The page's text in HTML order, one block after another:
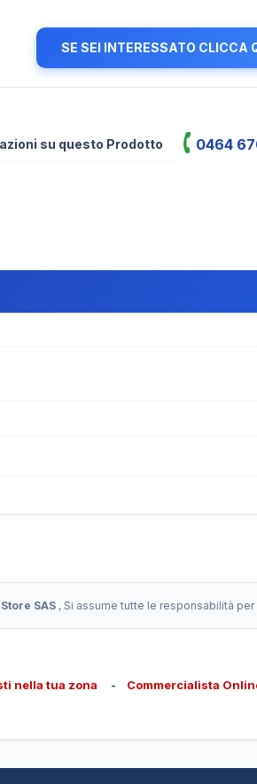
SE SEI INTERESSATO CLICCA
su questo Prodotto 0464
SAS , Si assume tutte le responsabilità
nella tua zona - Commercialista